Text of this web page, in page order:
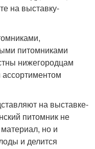
на выставку-
питомниками
нижегородцам
на выставке-
питомник не
но и
и делится